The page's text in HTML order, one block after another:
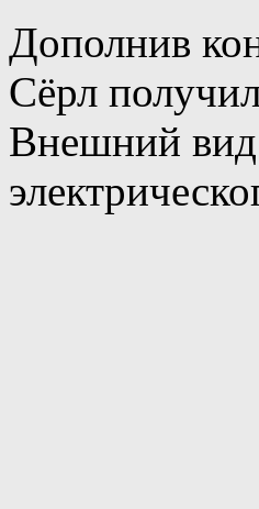
Дополнив
Сёрл
Внешний вид